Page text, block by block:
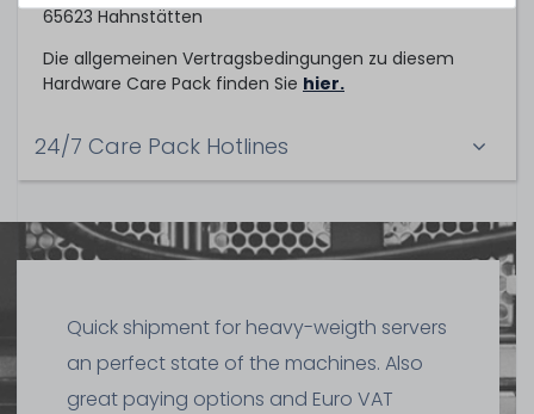
65623 Hahnstätten
Die allgemeinen Vertragsbedingungen zu diesem
Hardware Care Pack finden Sie hier.
24/7 Care Pack Hotlines
Quick shipment for heavy-weigth servers
an perfect state of the machines. Also
great paying options and Euro VAT